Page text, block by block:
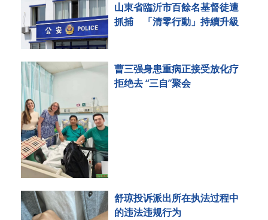
山東省臨沂市百餘名基督徒遭
抓捕 「清零行動」持續升級
曹三强身患重病正接受放化疗
拒绝去 “三自”聚会
舒琼投诉派出所在执法过程中
的违法违规行为